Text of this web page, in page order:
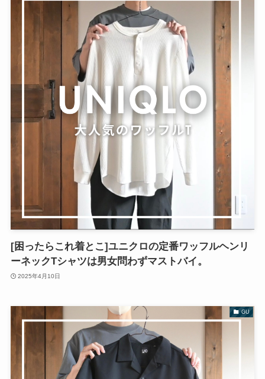
[困ったらこれ着とこ]ユニクロの定番ワッフルヘンリ
ーネックTシャツは男女問わずマストバイ。
2025年4月10日
GU